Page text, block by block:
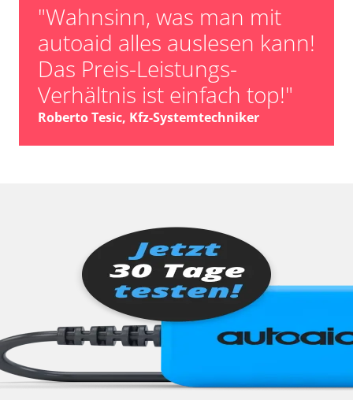
"Wahnsinn, was man mit
autoaid alles auslesen kann!
Das Preis-Leistungs-
Verhältnis ist einfach top!"
Roberto Tesic, Kfz-Systemtechniker